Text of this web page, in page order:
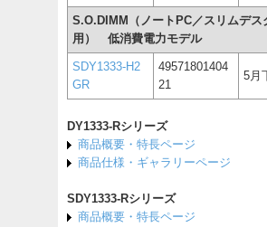
S.O.DIMM（ノートPC／スリムデス
用） 低消費電力モデル
SDY1333-H2
GR
49571801404
21
5月
DY1333-Rシリーズ
商品概要・特長ページ
商品仕様・ギャラリーページ
SDY1333-Rシリーズ
商品概要・特長ページ